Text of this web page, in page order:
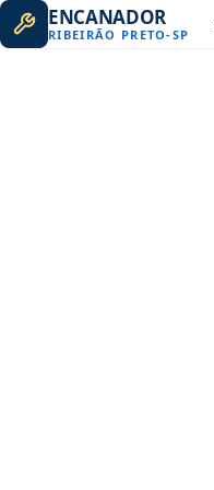
ENCANADOR
RIBEIRÃO PRETO-SP